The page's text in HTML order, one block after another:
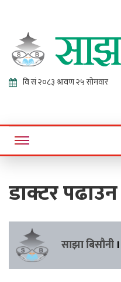
Online News Portal
डाक्टर पढाउन
साझा बिसौनी ।